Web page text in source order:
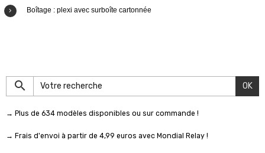
Boîtage : plexi avec surboîte cartonnée
OK
→ Plus de 634 modèles disponibles ou sur commande !
→ Frais d'envoi à partir de 4,99 euros avec Mondial Relay !